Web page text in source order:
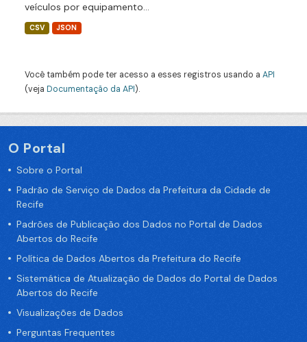
veículos por equipamento...
CSV JSON
Você também pode ter acesso a esses registros usando a API
(veja Documentação da API).
O Portal
Sobre o Portal
Padrão de Serviço de Dados da Prefeitura da Cidade de
Recife
Padrões de Publicação dos Dados no Portal de Dados
Abertos do Recife
Política de Dados Abertos da Prefeitura do Recife
Sistemática de Atualização de Dados do Portal de Dados
Abertos do Recife
Visualizações de Dados
Perguntas Frequentes